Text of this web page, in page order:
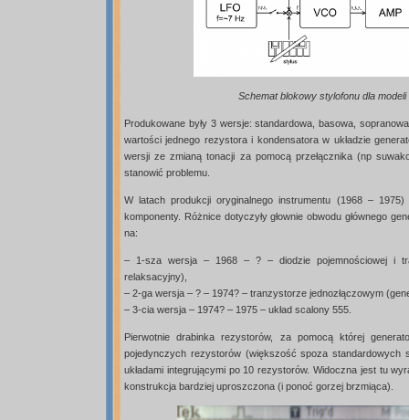
Schemat blokowy stylofonu dla
Produkowane były 3 wersje: standardowa, basowa,
wartości jednego rezystora i kondensatora w układzie
wersji ze zmianą tonacji za pomocą przełącznika (np
stanowić problemu.
W latach produkcji oryginalnego instrumentu (1968 – 1975)
komponenty. Różnice dotyczyły głownie obwodu głównego
na:
– 1-sza wersja – 1968 – ? – diodzie pojemnościowej i
relaksacyjny),
– 2-ga wersja – ? – 1974? – tranzystorze jednozłączowym
– 3-cia wersja – 1974? – 1975 – układ scalony 555.
Pierwotnie drabinka rezystorów, za pomocą której
pojedynczych rezystorów (większość spoza standardowych
układami integrującymi po 10 rezystorów. Widoczna jest tu
konstrukcja bardziej uproszczona (i ponoć gorzej brzmiąca).